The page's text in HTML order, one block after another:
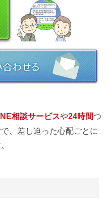
相談サービスや24時間つ
、差し迫った心配ごとに